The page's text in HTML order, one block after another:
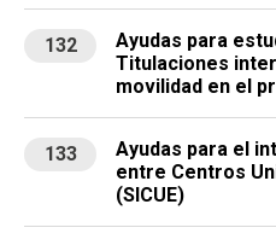
132
Ayudas para
Titulaciones
movilidad en el
133
Ayudas para el
entre Centros
(SICUE)